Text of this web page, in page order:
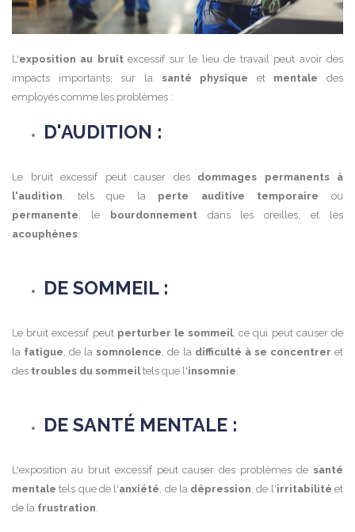
L'exposition au bruitexcessif sur le lieu de travail peut avoir des
impacts importants, sur la santé physique et mentale des
employés comme les problèmes :
D'AUDITION :
Le bruit excessif peut causer des dommages permanents à
l'audition , tels que la perte auditive temporaire ou
permanente , le bourdonnementdans les oreilles, et les
acouphènes
DE SOMMEIL :
Le bruit excessif peut perturber le sommeil , ce qui peut causer de
la fatigue , de lasomnolence , de la difficulté à se concentrer et
des troubles du sommeil tels que l'insomnie
DE SANTÉ MENTALE :
L'exposition au bruit excessif peut causer des problèmes de santé
mentale tels que de l'anxiété , de la dépression , de l'irritabilité et
de la frustration